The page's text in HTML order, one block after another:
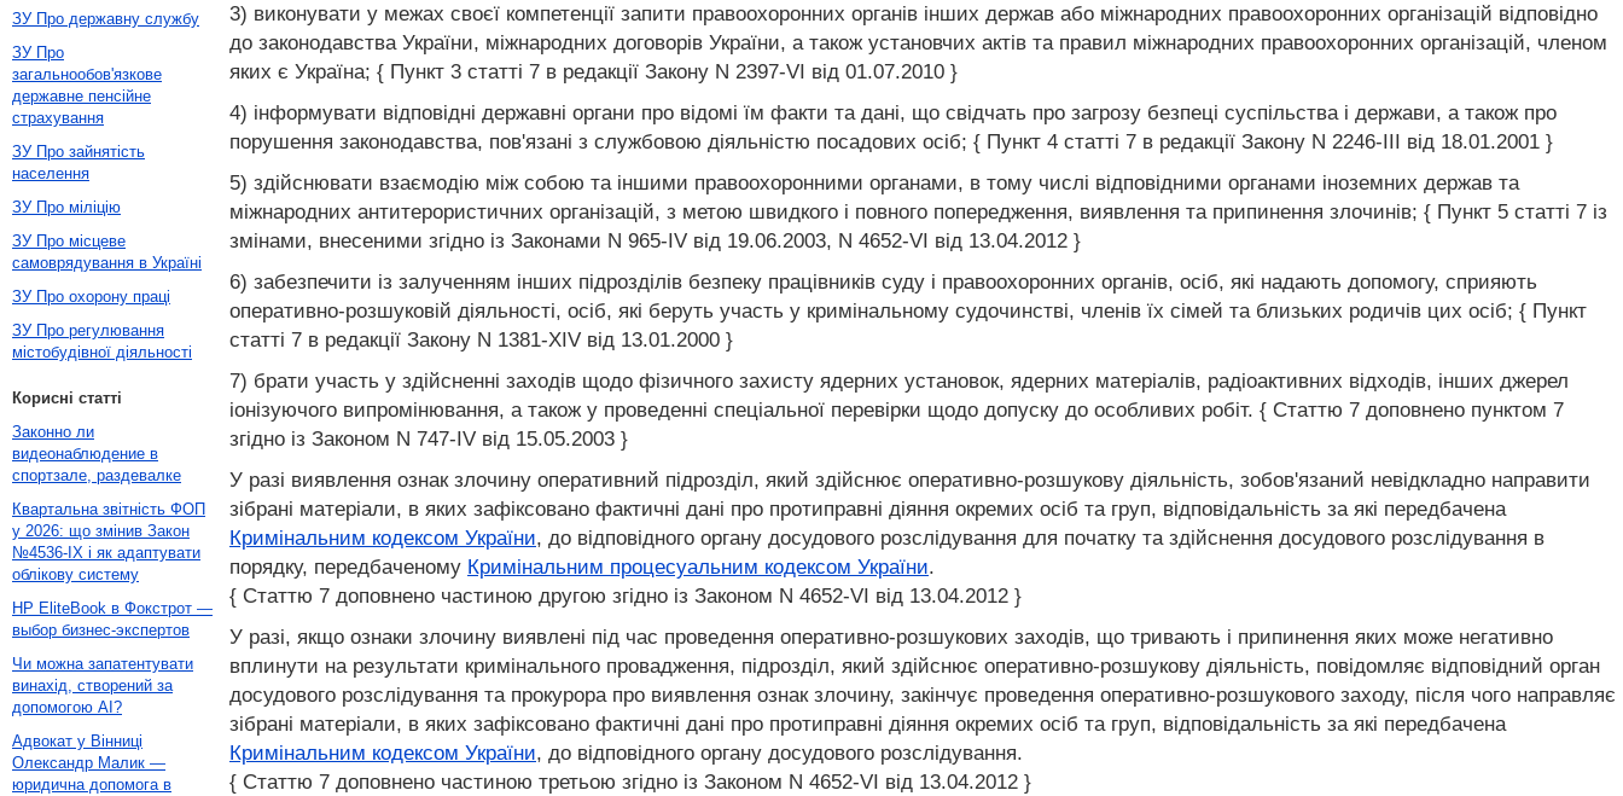
3) виконувати у межах своєї компетенції запити правоохоронних органів інших держав або міжнародних правоохоронних організацій відповідно
до законодавства України, міжнародних договорів України, а також установчих актів та правил міжнародних правоохоронних організацій, членом
яких є Україна; { Пункт 3 статті 7 в редакції Закону N 2397-VI від 01.07.2010 }
4) інформувати відповідні державні органи про відомі їм факти та дані, що свідчать про загрозу безпеці суспільства і держави, а також про
порушення законодавства, пов'язані з службовою діяльністю посадових осіб; { Пункт 4 статті 7 в редакції Закону N 2246-III від 18.01.2001 }
5) здійснювати взаємодію між собою та іншими правоохоронними органами, в тому числі відповідними органами іноземних держав та
міжнародних антитерористичних організацій, з метою швидкого і повного попередження, виявлення та припинення злочинів; { Пункт 5 статті 7 із
змінами, внесеними згідно із Законами N 965-IV від 19.06.2003, N 4652-VI від 13.04.2012 }
6) забезпечити із залученням інших підрозділів безпеку працівників суду і правоохоронних органів, осіб, які надають допомогу, сприяють
оперативно-розшуковій діяльності, осіб, які беруть участь у кримінальному судочинстві, членів їх сімей та близьких родичів цих осіб; { Пункт
статті 7 в редакції Закону N 1381-XIV від 13.01.2000 }
7) брати участь у здійсненні заходів щодо фізичного захисту ядерних установок, ядерних матеріалів, радіоактивних відходів, інших джерел
іонізуючого випромінювання, а також у проведенні спеціальної перевірки щодо допуску до особливих робіт. { Статтю 7 доповнено пунктом 7
згідно із Законом N 747-IV від 15.05.2003 }
У разі виявлення ознак злочину оперативний підрозділ, який здійснює оперативно-розшукову діяльність, зобов'язаний невідкладно направити
зібрані матеріали, в яких зафіксовано фактичні дані про протиправні діяння окремих осіб та груп, відповідальність за які передбачена
Кримінальним кодексом України, до відповідного органу досудового розслідування для початку та здійснення досудового розслідування в
порядку, передбаченому Кримінальним процесуальним кодексом України.
{ Статтю 7 доповнено частиною другою згідно із Законом N 4652-VI від 13.04.2012 }
У разі, якщо ознаки злочину виявлені під час проведення оперативно-розшукових заходів, що тривають і припинення яких може негативно
вплинути на результати кримінального провадження, підрозділ, який здійснює оперативно-розшукову діяльність, повідомляє відповідний орган
досудового розслідування та прокурора про виявлення ознак злочину, закінчує проведення оперативно-розшукового заходу, після чого направляє
зібрані матеріали, в яких зафіксовано фактичні дані про протиправні діяння окремих осіб та груп, відповідальність за які передбачена
Кримінальним кодексом України, до відповідного органу досудового розслідування.
{ Статтю 7 доповнено частиною третьою згідно із Законом N 4652-VI від 13.04.2012 }
ЗУ Про державну службу
ЗУ Про
загальнообов'язкове
державне пенсійне
страхування
ЗУ Про зайнятість
населення
ЗУ Про міліцію
ЗУ Про місцеве
самоврядування в Україні
ЗУ Про охорону праці
ЗУ Про регулювання
містобудівної діяльності
Корисні статті
Законно ли
видеонаблюдение в
спортзале, раздевалке
Квартальна звітність ФОП
у 2026: що змінив Закон
№4536-IX і як адаптувати
облікову систему
HP EliteBook в Фокстрот —
выбор бизнес-экспертов
Чи можна запатентувати
винахід, створений за
допомогою AI?
Адвокат у Вінниці
Олександр Малик —
юридична допомога в